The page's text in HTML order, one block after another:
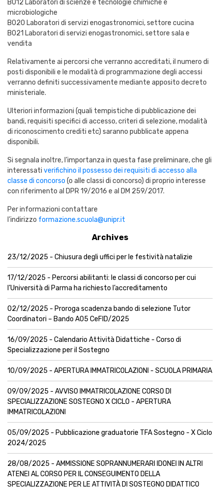
B012 Laboratori di scienze e tecnologie chimiche e
microbiologiche
B020 Laboratori di servizi enogastronomici, settore cucina
B021 Laboratori di servizi enogastronomici, settore sala e
vendita
Relativamente ai percorsi che verranno accreditati, il numero di
posti disponibili e le modalità di programmazione degli accessi
verranno definiti successivamente mediante apposito decreto
ministeriale.
Ulteriori informazioni (quali tempistiche di pubblicazione dei
bandi, requisiti specifici di accesso, criteri di selezione, modalità
di riconoscimento crediti etc) saranno pubblicate appena
disponibili.
Si segnala inoltre, l’importanza in questa fase preliminare, che gli
interessati verifichino il possesso dei requisiti di accesso alla
classe di concorso (o alle classi di concorso) di proprio interesse
con riferimento al DPR 19/2016 e al DM 259/2017.
Per informazioni contattare
l’indirizzo formazione.scuola@unipr.it
Archives
23/12/2025 - Chiusura degli uffici per le festività natalizie
17/12/2025 - Percorsi abilitanti: le classi di concorso per cui
l’Università di Parma ha richiesto l’accreditamento
02/12/2025 - Proroga scadenza bando di selezione Tutor
Coordinatori – Bando A05 CeFID/2025
16/09/2025 - Calendario Attività Didattiche - Corso di
Specializzazione per il Sostegno
10/09/2025 - APERTURA IMMATRICOLAZIONI - SCUOLA PRIMARIA
09/09/2025 - AVVISO IMMATRICOLAZIONE CORSO DI
SPECIALIZZAZIONE SOSTEGNO X CICLO - APERTURA
IMMATRICOLAZIONI
05/09/2025 - Pubblicazione graduatorie TFA Sostegno - X Ciclo
2024/2025
28/08/2025 - AMMISSIONE SOPRANNUMERARI IDONEI IN ALTRI
ATENEI AL CORSO PER IL CONSEGUIMENTO DELLA
SPECIALIZZAZIONE PER LE ATTIVITÀ DI SOSTEGNO DIDATTICO